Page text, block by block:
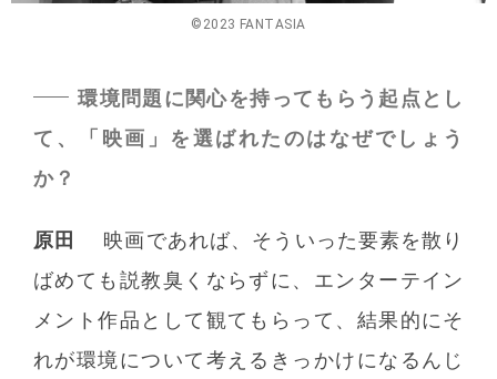
©2023 FANTASIA
環境問題に関心を持ってもらう起点とし
て、「映画」を選ばれたのはなぜでしょう
か？
原田
映画であれば、そういった要素を散り
ばめても説教臭くならずに、エンターテイン
メント作品として観てもらって、結果的にそ
れが環境について考えるきっかけになるんじ